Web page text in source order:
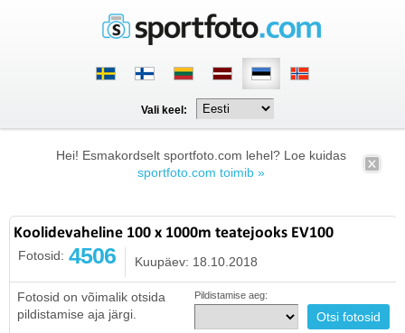
Vali keel:
Hei! Esmakordselt sportfoto.com lehel? Loe kuidas
sportfoto.com toimib »
Koolidevaheline 100 x 1000m teatejooks EV100
Fotosid: 4506 Kuupäev: 18.10.2018
Fotosid on võimalik otsida
pildistamise aja järgi.
Pildistamise aeg: